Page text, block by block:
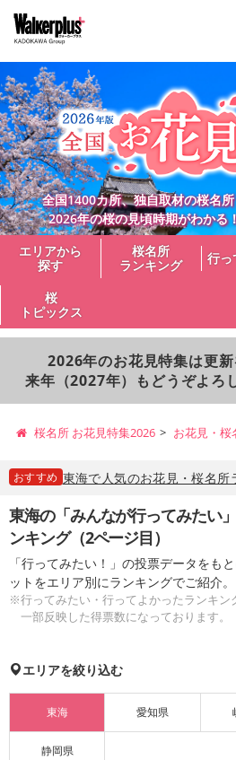
全国1400カ所、独自取材の桜名所
2026年の桜の見頃時期がわかる
エリアから
探す
桜名所
ランキング
行っ
桜
トピックス
2026年のお花見特集は更新
来年（2027年）もどうぞよろ
桜名所 お花見特集2026 お花見・桜
おすすめ 東海で人気のお花見・桜名
東海の「みんなが行ってみたい
ンキング（2ページ目）
「行ってみたい！」の投票データをも
ットをエリア別にランキングでご紹介。
※行ってみたい・行ってよかったランキン
一部反映した得票数になっております。
エリアを絞り込む
東海 愛知県
静岡県